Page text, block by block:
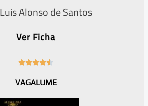
Alonso de Santos
Ver Ficha

6
VAGALUME